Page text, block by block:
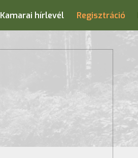
Kamarai hírlevél Regisztráció